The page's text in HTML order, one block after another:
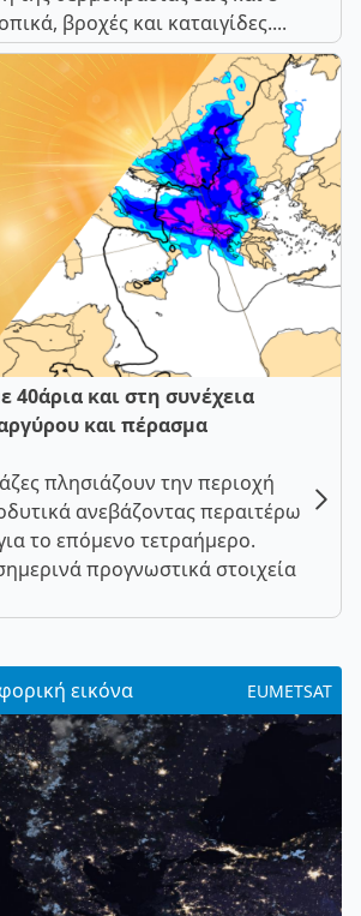
βροχές και καταιγίδες....
40άρια και στη συνέχεια
και πέρασμα
πλησιάζουν την περιοχή
ανεβάζοντας περαιτέρω
το επόμενο τετραήμερο.
προγνωστικά στοιχεία
εικόνα EUMETSAT